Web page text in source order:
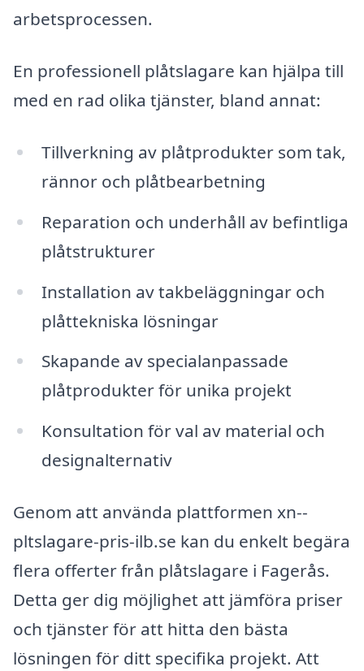
arbetsprocessen.
En professionell plåtslagare kan hjälpa till
med en rad olika tjänster, bland annat:
Tillverkning av plåtprodukter som tak,
rännor och plåtbearbetning
Reparation och underhåll av befintliga
plåtstrukturer
Installation av takbeläggningar och
plåttekniska lösningar
Skapande av specialanpassade
plåtprodukter för unika projekt
Konsultation för val av material och
designalternativ
Genom att använda plattformen xn--
pltslagare-pris-ilb.se kan du enkelt begära
flera offerter från plåtslagare i Fagerås.
Detta ger dig möjlighet att jämföra priser
och tjänster för att hitta den bästa
lösningen för ditt specifika projekt. Att